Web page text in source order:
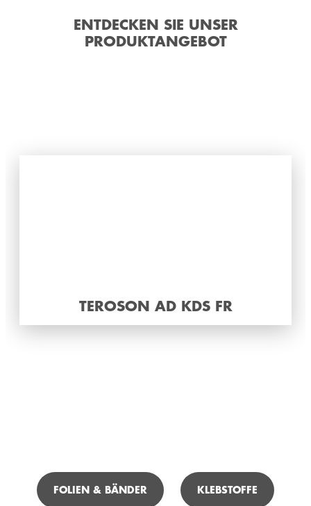
ENTDECKEN SIE UNSER
PRODUKTANGEBOT
TEROSON AD KDS FR
FOLIEN & BÄNDER KLEBSTOFFE